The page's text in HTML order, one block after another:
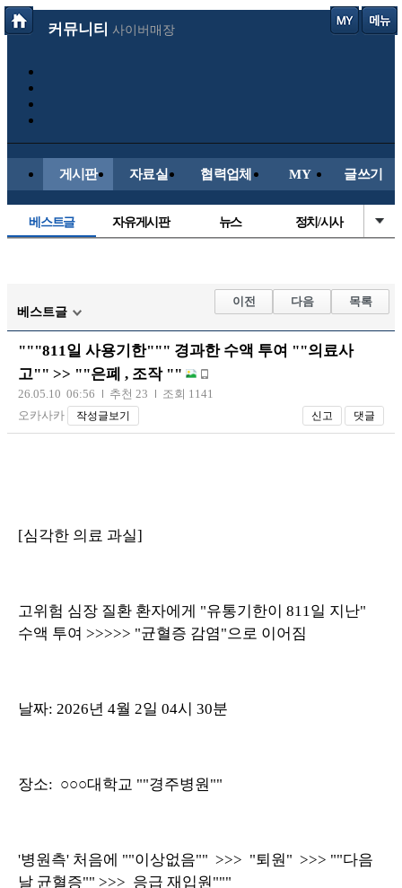
커뮤니티 사이버매장
게시판 자료실 협력업체 MY 글쓰기
베스트글 자유게시판 뉴스 정치/시사
해외축구
국내축구
베스트글
이전 다음 목록
"""811일 사용기한""" 경과한 수액 투여 ""의료사
고"" >> ""은폐 , 조작 ""
26.05.10 06:56 추천 23
조회 1141
오카사카
작성글보기 신고 댓글
[심각한 의료 과실]
고위험 심장 질환 환자에게 "유통기한이 811일 지난"
수액 투여 >>>>> "균혈증 감염"으로 이어짐
날짜: 2026년 4월 2일 04시 30분
장소: ○○○대학교 ""경주병원""
'병원측' 처음에 ""이상없음"" >>> "퇴원" >>> ""다음
날 균혈증"" >>> 응급 재입원"""